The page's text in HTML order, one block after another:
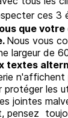
ces 3
que votre
Nous vous
largeur de
textes
n'affichent
les
jointes
pensez